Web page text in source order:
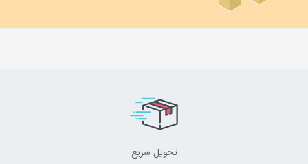
تحویل سریع